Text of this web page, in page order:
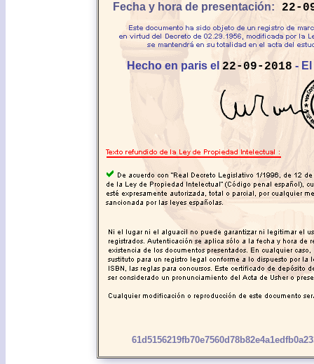
Fecha y hora de presentación: 22-
Hecho en paris el 22-09-2018 -